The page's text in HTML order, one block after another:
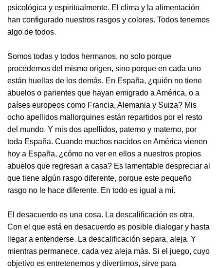
psicológica y espiritualmente. El clima y la alimentación
han configurado nuestros rasgos y colores. Todos tenemos
algo de todos.
Somos todas y todos hermanos, no solo porque
procedemos del mismo origen, sino porque en cada uno
están huellas de los demás. En España, ¿quién no tiene
abuelos o parientes que hayan emigrado a América, o a
países europeos como Francia, Alemania y Suiza? Mis
ocho apellidos mallorquines están repartidos por el resto
del mundo. Y mis dos apellidos, paterno y materno, por
toda España. Cuando muchos nacidos en América vienen
hoy a España, ¿cómo no ver en ellos a nuestros propios
abuelos que regresan a casa? Es lamentable despreciar al
que tiene algún rasgo diferente, porque este pequeño
rasgo no le hace diferente. En todo es igual a mí.
El desacuerdo es una cosa. La descalificación es otra.
Con el que está en desacuerdo es posible dialogar y hasta
llegar a entenderse. La descalificación separa, aleja. Y
mientras permanece, cada vez aleja más. Si el juego, cuyo
objetivo es entretenernos y divertirnos, sirve para